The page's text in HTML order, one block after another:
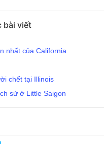
bài viết
nhất của California
chết tại Illinois
sử ở Little Saigon